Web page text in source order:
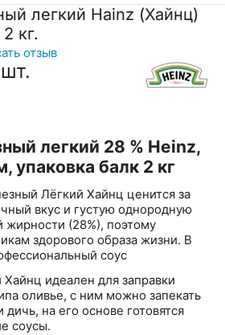
легкий Hainz (Хайнц)
кг.
отзыв
легкий 28 % Heinz,
упаковка балк 2 кг
Лёгкий Хайнц ценится за
вкус и густую однородную
жирности (28%), поэтому
здорового образа жизни. В
соус
идеален для заправки
оливье, с ним можно запекать
на его основе готовятся
соусы.